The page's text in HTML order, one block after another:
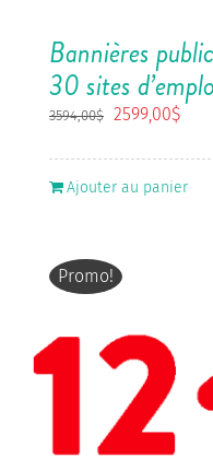
Bannières
30 sites
3594,00$ Le
initial
était :
2599,00$Le
est :
Ajouter au panier
Promo!